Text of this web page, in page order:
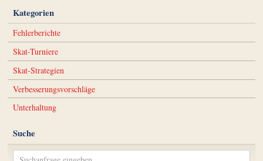
Kategorien
Fehlerberichte
Skat-Turniere
Skat-Strategien
Verbesserungsvorschläge
Unterhaltung
Suche